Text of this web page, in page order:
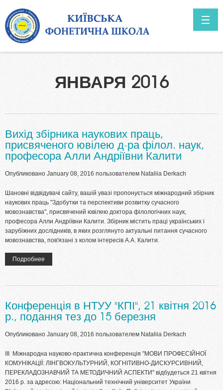
ЯНВАРЯ 2016
Вихід збірника наукових праць,
присвяченого ювілею д-ра філол. наук,
професора Алли Андріївни Калити
Опубликовано January 08, 2016 пользователем Nataliia Derkach
Шановні відвідувачі сайту, вашій увазі пропонується міжнародний збірник
наукових праць "Здобутки та перспективи розвитку сучасного
мовознавства", присвячений ювілею доктора філологічних наук,
професора Алли Андріївни Калити. Збірник містить праці українських і
зарубіжних дослідників, в яких розглянуто актуальні питання сучасного
мовознавства, пов'язані з колом інтересів А.А. Калити.
Подробнее
Конференція в НТУУ "КПІ", 21 квітня 2016
р., подання тез до 15 березня
Опубликовано January 08, 2016 пользователем Nataliia Derkach
ІІІ Міжнародна науково-практична конференція "МОВИ ПРОФЕСІЙНОЇ
КОМУНІКАЦІЇ: ЛІНГВОКУЛЬТУРНИЙ, КОГНІТИВНО-ДИСКУРСИВНИЙ,
ПЕРЕКЛАДОЗНАВЧИЙ ТА МЕТОДИЧНИЙ АСПЕКТИ" відбудеться 21 квітня
2016 р. за адресою: Національний технічний університет України